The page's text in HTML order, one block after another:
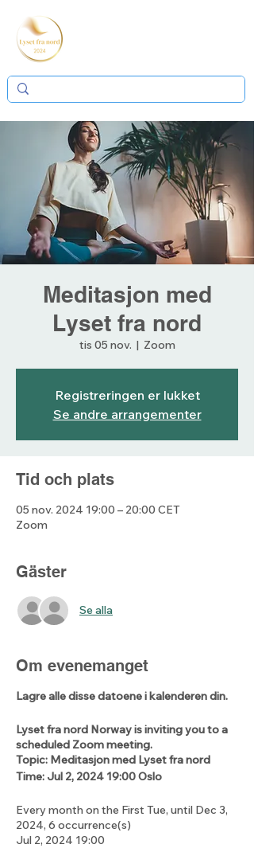
Meditasjon med
Lyset fra nord
tis 05 nov.
  |
Zoom
Registreringen er lukket
Se andre arrangementer
Tid och plats
05 nov. 2024 19:00 – 20:00 CET
Zoom
Gäster
Se alla
Om evenemanget
Lagre alle disse datoene i kalenderen din.
Lyset fra nord Norway is inviting you to a
scheduled Zoom meeting.
Topic: Meditasjon med Lyset fra nord
Time: Jul 2, 2024 19:00 Oslo
Every month on the First Tue, until Dec 3,
2024, 6 occurrence(s)
Jul 2, 2024 19:00